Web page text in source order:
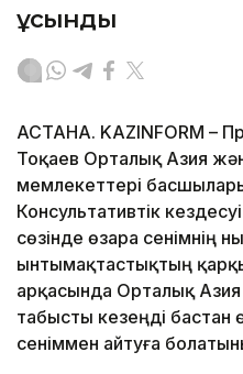
ұсынды
АСТАНА. KAZINFORM –
Тоқаев Орталық Азия
мемлекеттері
Консультативтік
сөзінде өзара сенімнің
ынтымақтастықтың
арқасында Орталық
табысты кезеңді бастан
сеніммен айтуға